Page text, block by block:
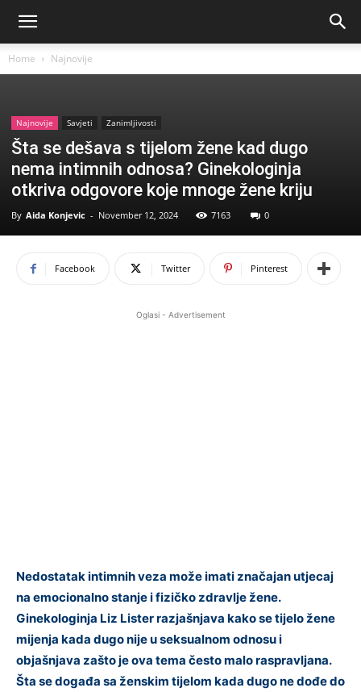
Home Najnovije
Najnovije Savjeti Zanimljivosti
Šta se dešava s tijelom žene kad dugo
nema intimnih odnosa? Ginekologinja
otkriva odgovore koje mnoge žene kriju
By Aida Konjevic - November 12, 2024 7163 0
Facebook Twitter Pinterest
Oglasi - Advertisement
Nedostatak intimnih veza može imati značajan utjecaj
na emocionalno stanje i fizičko zdravlje žene.
Ginekologinja Liz Lister razjašnjava kako se tijelo žene
mijenja kada dugo nije u seksualnom odnosu i
objašnjava zašto je ova tema često malo raspravljana.
Šta se događa sa ženskim tijelom kada dugo ne dođe do